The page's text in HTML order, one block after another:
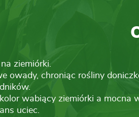
ziemiórki.
owady, chroniąc rośliny
wabiący ziemiórki a mocna
uciec.